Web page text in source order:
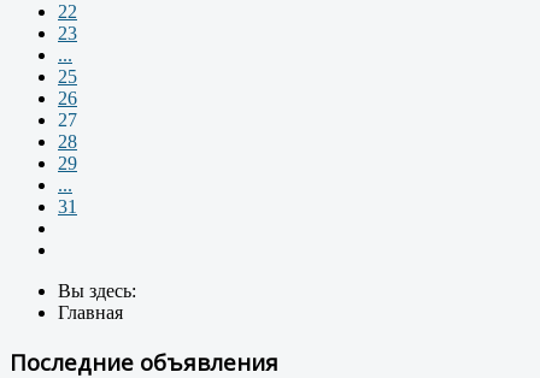
22
23
...
25
26
27
28
29
...
31
Вы здесь:
Главная
Последние объявления